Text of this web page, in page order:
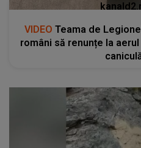
VIDEO Teama de
români să renunțe la